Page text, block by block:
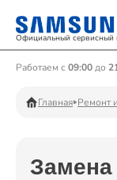
Официальный сервисный
Работаем с 09:00до
Главная Ремонт
Замена